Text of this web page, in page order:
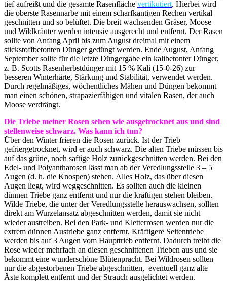
tief aufreißt und die gesamte Rasenfläche vertikutiert. Hierbei wird
die oberste Rasennarbe mit einem scharfkantigen Rechen vertikal
geschnitten und so belüftet. Die breit wachsenden Gräser, Moose
und Wildkräuter werden intensiv ausgerecht und entfernt. Der Rasen
sollte von Anfang April bis zum August dreimal mit einem
stickstoffbetonten Dünger gedüngt werden. Ende August, Anfang
September sollte für die letzte Düngergabe ein kalibetonter Dünger,
z. B. Scotts Rasenherbstdünger mit 15 % Kali (15-0-26) zur
besseren Winterhärte, Stärkung und Stabilität, verwendet werden.
Durch regelmäßiges, wöchentliches Mähen und Düngen bekommt
man einen schönen, strapazierfähigen und vitalen Rasen, der auch
Moose verdrängt.
Die Triebe meiner Rosen sehen wie ausgetrocknet aus und sind
stellenweise schwarz. Was kann ich tun?
Über den Winter frieren die Rosen zurück. Ist der Trieb
gefriergetrocknet, wird er auch schwarz. Die alten Triebe müssen bis
auf das grüne, noch saftige Holz zurückgeschnitten werden. Bei den
Edel- und Polyantharosen lässt man ab der Veredlungsstelle 3 – 5
Augen (d. h. die Knospen) stehen. Alles Holz, das über diesen
Augen liegt, wird weggeschnitten. Es sollten auch die kleinen
dünnen Triebe ganz entfernt und nur die kräftigen stehen bleiben.
Wilde Triebe, die unter der Veredlungsstelle herauswachsen, sollten
direkt am Wurzelansatz abgeschnitten werden, damit sie nicht
wieder austreiben. Bei den Park- und Kletterrosen werden nur die
extrem dünnen Austriebe ganz entfernt. Kräftigere Seitentriebe
werden bis auf 3 Augen vom Haupttrieb entfernt. Dadurch treibt die
Rose wieder mehrfach an diesen geschnittenen Trieben aus und sie
bekommt eine wunderschöne Blütenpracht. Bei Wildrosen sollten
nur die abgestorbenen Triebe abgeschnitten, eventuell ganz alte
Äste komplett entfernt und der Strauch ausgelichtet werden.